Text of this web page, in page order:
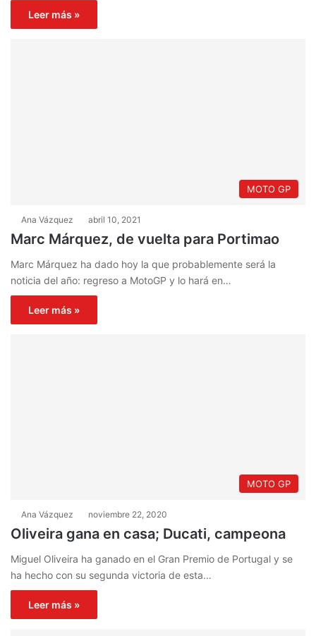
Leer más »
MOTO GP
Ana Vázquez abril 10, 2021
Marc Márquez, de vuelta para Portimao
Marc Márquez ha dado hoy la que probablemente será la
noticia del año: regreso a MotoGP y lo hará en…
Leer más »
MOTO GP
Ana Vázquez noviembre 22, 2020
Oliveira gana en casa; Ducati, campeona
Miguel Oliveira ha ganado en el Gran Premio de Portugal y se
ha hecho con su segunda victoria de esta…
Leer más »